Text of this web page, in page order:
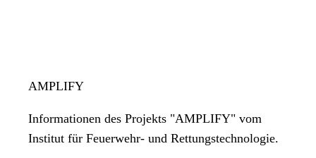
AMPLIFY
Informationen des Projekts "AMPLIFY" vom
Institut für Feuerwehr- und Rettungstechnologie.